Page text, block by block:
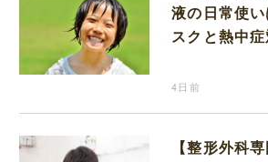
液の日常使
スクと熱中
4日前
【整形外科